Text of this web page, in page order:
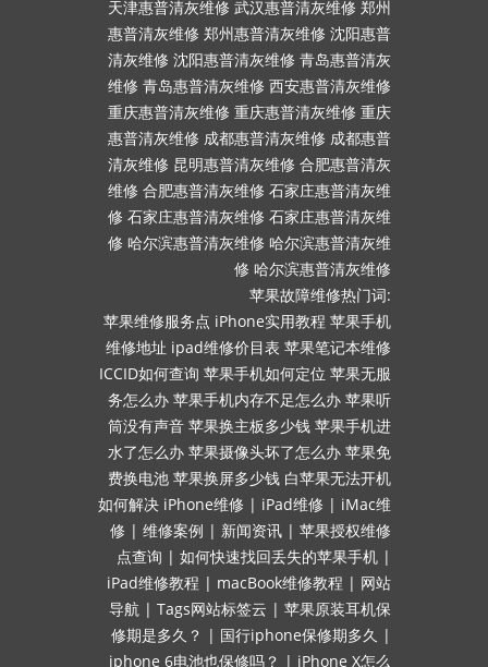
天津惠普清灰维修 武汉惠普清灰维修 郑州
惠普清灰维修 郑州惠普清灰维修 沈阳惠普
清灰维修 沈阳惠普清灰维修 青岛惠普清灰
维修 青岛惠普清灰维修 西安惠普清灰维修
重庆惠普清灰维修 重庆惠普清灰维修 重庆
惠普清灰维修 成都惠普清灰维修 成都惠普
清灰维修 昆明惠普清灰维修 合肥惠普清灰
维修 合肥惠普清灰维修 石家庄惠普清灰维
修 石家庄惠普清灰维修 石家庄惠普清灰维
修 哈尔滨惠普清灰维修 哈尔滨惠普清灰维
修 哈尔滨惠普清灰维修
苹果故障维修热门词:
苹果维修服务点 iPhone实用教程 苹果手机
维修地址 ipad维修价目表 苹果笔记本维修
ICCID如何查询 苹果手机如何定位 苹果无服
务怎么办 苹果手机内存不足怎么办 苹果听
筒没有声音 苹果换主板多少钱 苹果手机进
水了怎么办 苹果摄像头坏了怎么办 苹果免
费换电池 苹果换屏多少钱 白苹果无法开机
如何解决 iPhone维修 | iPad维修 | iMac维
修 | 维修案例 | 新闻资讯 | 苹果授权维修
点查询 | 如何快速找回丢失的苹果手机 |
iPad维修教程 | macBook维修教程 | 网站
导航 | Tags网站标签云 | 苹果原装耳机保
修期是多久？ | 国行iphone保修期多久 |
iphone 6电池也保修吗？ | iPhone X怎么